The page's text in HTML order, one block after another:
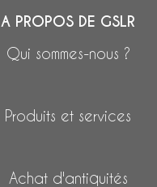
A PROPOS DE GSLR
Qui sommes-nous ?
Produits et services
Achat d'antiquités